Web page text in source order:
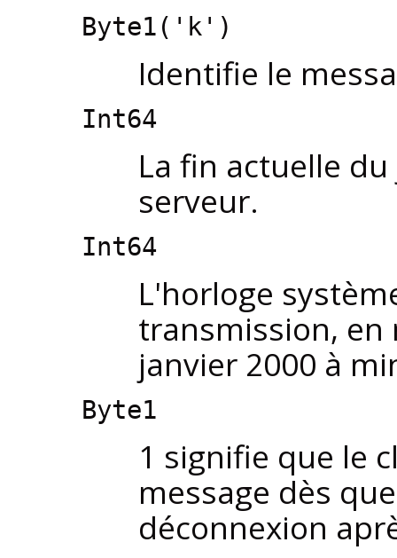
Byte1('k')
Identifie le
Int64
La fin actuelle
serveur.
Int64
L'horloge
transmission, en
janvier 2000 à
Byte1
1 signifie que le
message dès
déconnexion